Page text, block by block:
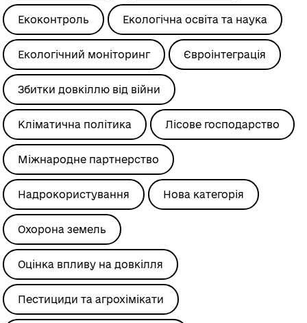
Екоконтроль Екологічна освіта та наука
Екологічний моніторинг Євроінтеграція
Збитки довкіллю від війни
Кліматична політика Лісове господарство
Міжнародне партнерство
Надрокористування Нова категорія
Охорона земель
Оцінка впливу на довкілля
Пестициди та агрохімікати